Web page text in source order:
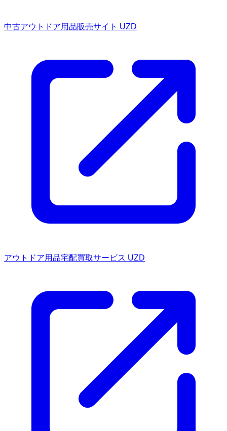
中古アウトドア用品販売サイト UZD
アウトドア用品宅配買取サービス UZD